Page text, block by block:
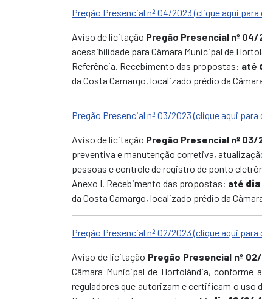
Pregão Presencial nº 04/2023 (clique aqui para
Aviso de licitação Pregão Presencial nº 04/
acessibilidade para Câmara Municipal de
Referência. Recebimento das propostas: até
da Costa Camargo, localizado prédio da
Pregão Presencial nº 03/2023 (clique aqui para
Aviso de licitação Pregão Presencial nº 03/
preventiva e manutenção corretiva,
pessoas e controle de registro de ponto
Anexo I. Recebimento das propostas: até
da Costa Camargo, localizado prédio da
Pregão Presencial nº 02/2023 (clique aqui para
Aviso de licitação Pregão Presencial nº
Câmara Municipal de Hortolândia,
reguladores que autorizam e certificam o uso